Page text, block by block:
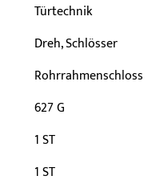
Türtechnik
Dreh, Schlösser
Rohrrahmenschloss
627 G
1 ST
1 ST